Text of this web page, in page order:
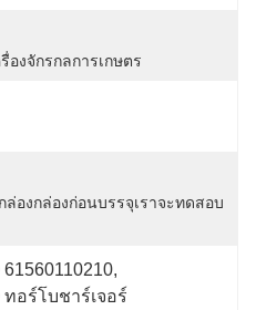
องจักรกลการเกษตร
องกล่องก่อนบรรจุเราจะทดสอบ
61560110210,
ทอร์โบชาร์เจอร์